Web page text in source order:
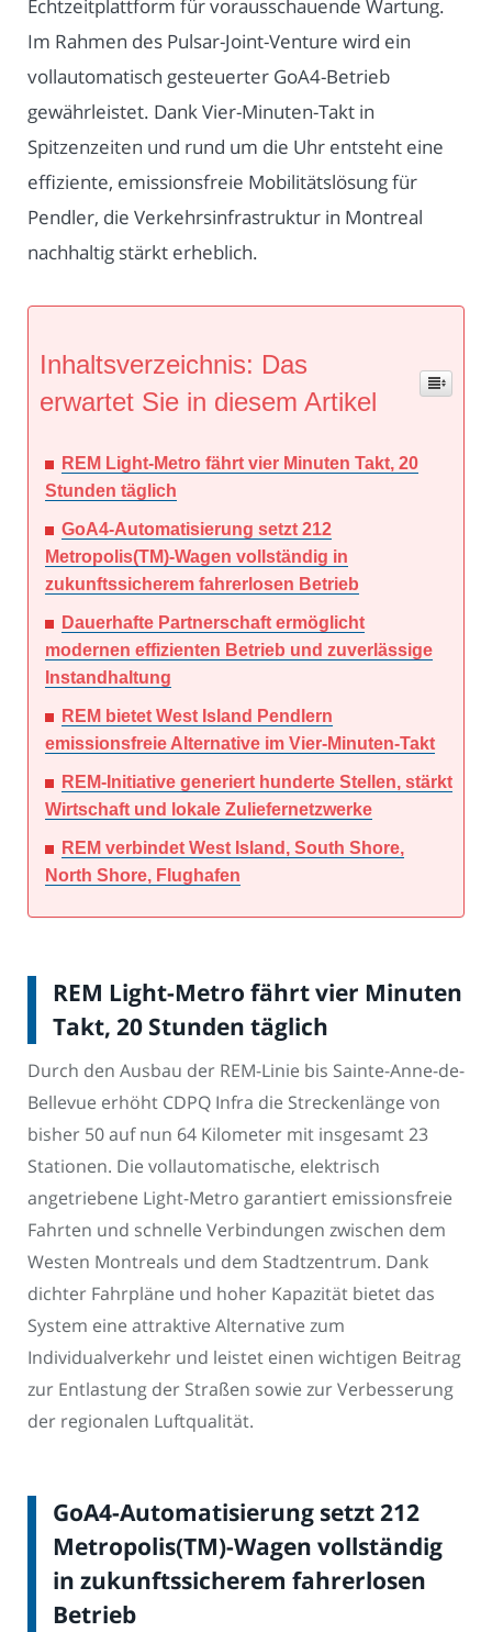
Echtzeitplattform für vorausschauende Wartung.
Im Rahmen des Pulsar-Joint-Venture wird ein
vollautomatisch gesteuerter GoA4-Betrieb
gewährleistet. Dank Vier-Minuten-Takt in
Spitzenzeiten und rund um die Uhr entsteht eine
effiziente, emissionsfreie Mobilitätslösung für
Pendler, die Verkehrsinfrastruktur in Montreal
nachhaltig stärkt erheblich.
Inhaltsverzeichnis: Das
erwartet Sie in diesem Artikel
REM Light-Metro fährt vier Minuten Takt, 20
Stunden täglich
GoA4-Automatisierung setzt 212
Metropolis(TM)-Wagen vollständig in
zukunftssicherem fahrerlosen Betrieb
Dauerhafte Partnerschaft ermöglicht
modernen effizienten Betrieb und zuverlässige
Instandhaltung
REM bietet West Island Pendlern
emissionsfreie Alternative im Vier-Minuten-Takt
REM-Initiative generiert hunderte Stellen, stärkt
Wirtschaft und lokale Zuliefernetzwerke
REM verbindet West Island, South Shore,
North Shore, Flughafen
REM Light-Metro fährt vier Minuten
Takt, 20 Stunden täglich
Durch den Ausbau der REM-Linie bis Sainte-Anne-de-
Bellevue erhöht CDPQ Infra die Streckenlänge von
bisher 50 auf nun 64 Kilometer mit insgesamt 23
Stationen. Die vollautomatische, elektrisch
angetriebene Light-Metro garantiert emissionsfreie
Fahrten und schnelle Verbindungen zwischen dem
Westen Montreals und dem Stadtzentrum. Dank
dichter Fahrpläne und hoher Kapazität bietet das
System eine attraktive Alternative zum
Individualverkehr und leistet einen wichtigen Beitrag
zur Entlastung der Straßen sowie zur Verbesserung
der regionalen Luftqualität.
GoA4-Automatisierung setzt 212
Metropolis(TM)-Wagen vollständig
in zukunftssicherem fahrerlosen
Betrieb